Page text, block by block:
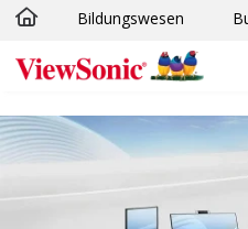
Skip to main content
Bildungswesen